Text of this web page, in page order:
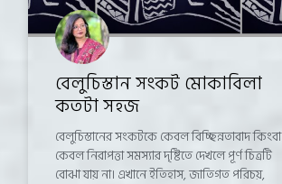
বেলুচিস্তান সংকট মোকাবিলা
কতটা সহজ
বেলুচিস্তানের সংকটকে কেবল বিচ্ছিন্নতাবাদ কিংবা
কেবল নিরাপত্তা সমস্যার দৃষ্টিতে দেখলে পূর্ণ চিত্রটি
বোঝা যায় না। এখানে ইতিহাস, জাতিগত পরিচয়,